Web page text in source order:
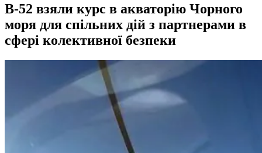
В-52 взяли курс в акваторію Чорного
моря для спільних дій з партнерами в
сфері колективної безпеки